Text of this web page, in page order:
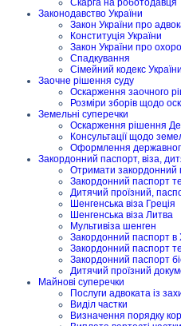
Скарга на роботодавця
Законодавство України
Закон України про
Конституція України
Закон України про
Спадкування
Сімейний кодекс України
Заочне рішення суду
Оскарження заочного
Розміри зборів щодо
Земельні суперечки
Оскарження рішення
Консультації щодо
Оформлення
Закордонний паспорт, віза,
Отримати закордонний
Закордонний паспорт
Дитячий проїзний,
Шенгенська віза Греція
Шенгенська віза Литва
Мультивіза шенген
Закордонний паспорт в
Закордонний паспорт
Закордонний паспорт
Дитячий проїзний
Майнові суперечки
Послуги адвоката із
Виділ частки
Визначення порядку